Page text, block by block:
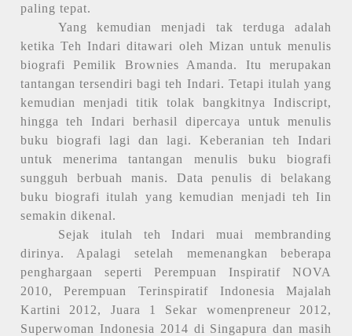
paling tepat.
Yang kemudian menjadi tak terduga adalah
ketika Teh Indari ditawari oleh Mizan untuk menulis
biografi Pemilik Brownies Amanda. Itu merupakan
tantangan tersendiri bagi teh Indari. Tetapi itulah yang
kemudian menjadi titik tolak bangkitnya Indiscript,
hingga teh Indari berhasil dipercaya untuk menulis
buku biografi lagi dan lagi. Keberanian teh Indari
untuk menerima tantangan menulis buku biografi
sungguh berbuah manis. Data penulis di belakang
buku biografi itulah yang kemudian menjadi teh Iin
semakin dikenal.
Sejak itulah teh Indari muai membranding
dirinya. Apalagi setelah memenangkan beberapa
penghargaan seperti Perempuan Inspiratif NOVA
2010, Perempuan Terinspiratif Indonesia Majalah
Kartini 2012, Juara 1 Sekar womenpreneur 2012,
Superwoman Indonesia 2014 di Singapura dan masih